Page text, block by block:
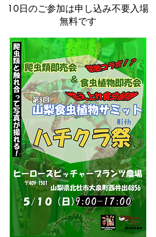
10日のご参加は申し込み不要入場
無料です